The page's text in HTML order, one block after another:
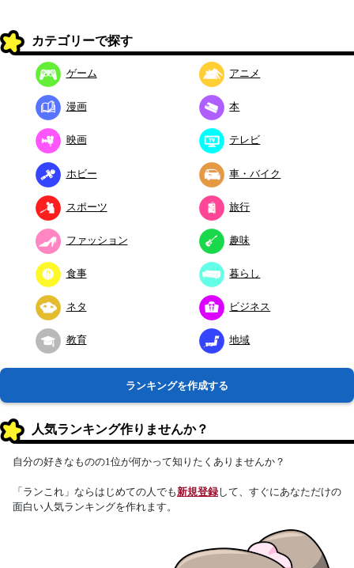
カテゴリーで探す
ゲーム アニメ
漫画 本
映画 テレビ
ホビー 車・バイク
スポーツ 旅行
ファッション 趣味
食事 暮らし
ネタ ビジネス
教育 地域
ランキングを作成する
人気ランキング作りませんか？
自分の好きなものの1位が何かって知りたくありませんか？
「ランこれ」ならはじめての人でも新規登録して、すぐにあなただけの
面白い人気ランキングを作れます。